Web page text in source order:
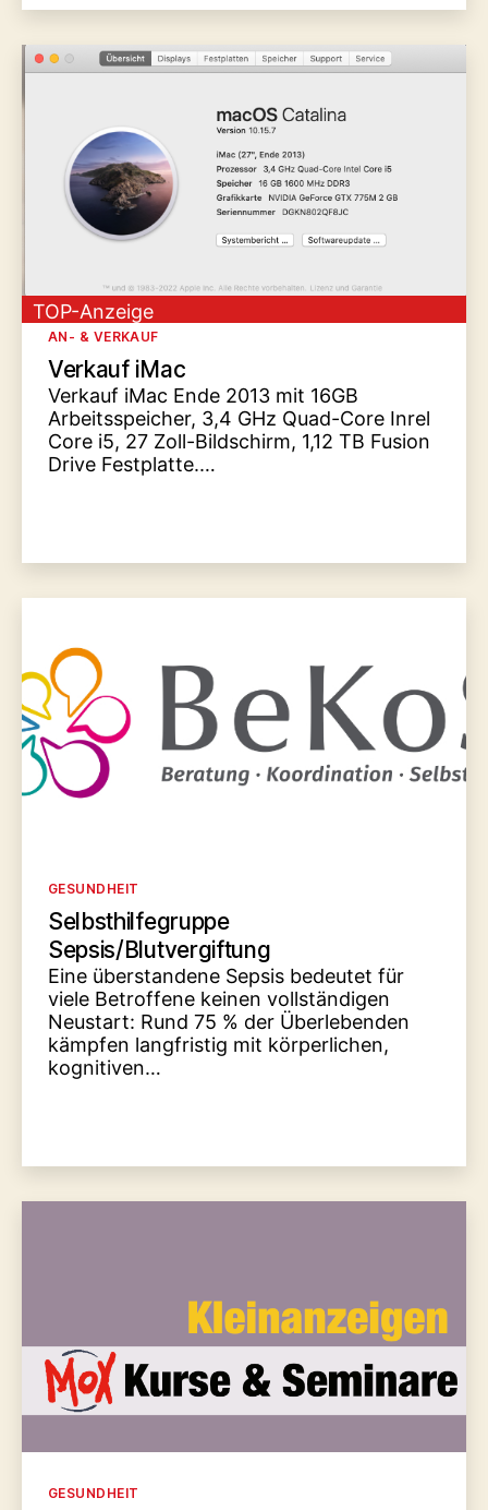
TOP-Anzeige
Kategorien
AN- & VERKAUF
Verkauf iMac
Verkauf iMac Ende 2013 mit 16GB
Arbeitsspeicher, 3,4 GHz Quad-Core Inrel
Core i5, 27 Zoll-Bildschirm, 1,12 TB Fusion
Drive Festplatte.…
Kategorien
GESUNDHEIT
Selbsthilfegruppe
Sepsis/Blutvergiftung
Eine überstandene Sepsis bedeutet für
viele Betroffene keinen vollständigen
Neustart: Rund 75 % der Überlebenden
kämpfen langfristig mit körperlichen,
kognitiven…
Kategorien
GESUNDHEIT